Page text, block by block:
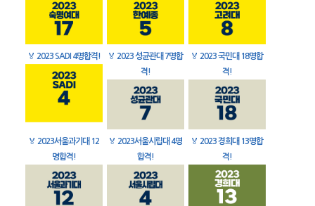
🏅 2023 SADI 4명합격! 🏅 2023 성균관대 7명합
격!
🏅 2023 국민대 18명합
격!
🏅 2023서울과기대 12
명합격!
🏅 2023서울시립대 4명
합격!
🏅 2023 경희대 13명합
격!